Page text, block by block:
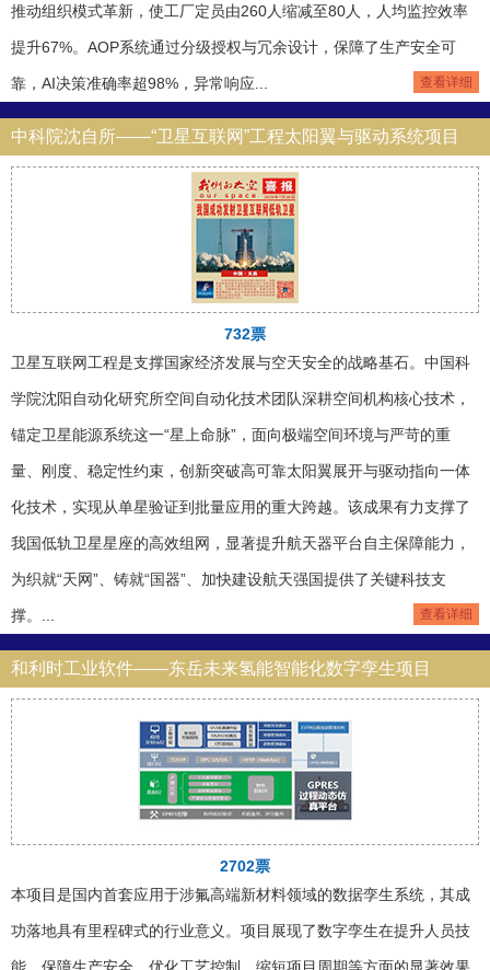
推动组织模式革新，使工厂定员由260人缩减至80人，人均监控效率
提升67%。AOP系统通过分级授权与冗余设计，保障了生产安全可
靠，AI决策准确率超98%，异常响应... 查看详细
中科院沈自所——“卫星互联网”工程太阳翼与驱动系统项目
732票
卫星互联网工程是支撑国家经济发展与空天安全的战略基石。中国科
学院沈阳自动化研究所空间自动化技术团队深耕空间机构核心技术，
锚定卫星能源系统这一“星上命脉”，面向极端空间环境与严苛的重
量、刚度、稳定性约束，创新突破高可靠太阳翼展开与驱动指向一体
化技术，实现从单星验证到批量应用的重大跨越。该成果有力支撑了
我国低轨卫星星座的高效组网，显著提升航天器平台自主保障能力，
为织就“天网”、铸就“国器”、加快建设航天强国提供了关键科技支
撑。... 查看详细
和利时工业软件——东岳未来氢能智能化数字孪生项目
2702票
本项目是国内首套应用于涉氟高端新材料领域的数据孪生系统，其成
功落地具有里程碑式的行业意义。项目展现了数字孪生在提升人员技
能、保障生产安全、优化工艺控制、缩短项目周期等方面的显著效果